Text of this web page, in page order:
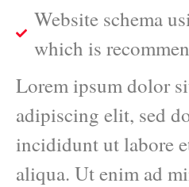
Website schema
which is
Lorem ipsum dolor
adipiscing elit, sed
incididunt ut labore
aliqua. Ut enim ad